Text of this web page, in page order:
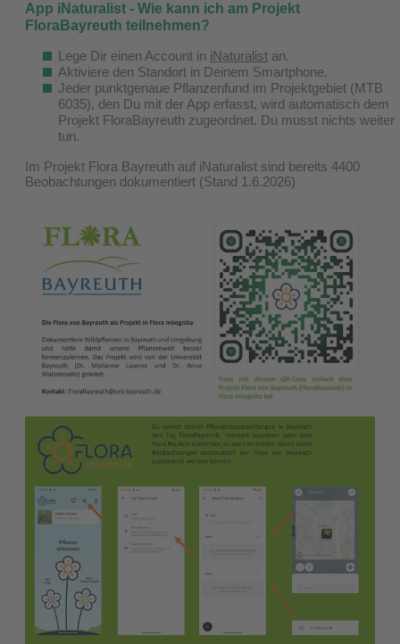
App iNaturalist - Wie kann ich am Projekt
FloraBayreuth teilnehmen?
Lege Dir einen Account in iNaturalist an.
Aktiviere den Standort in Deinem Smartphone.
Jeder punktgenaue Pflanzenfund im Projektgebiet (MTB
6035), den Du mit der App erfasst, wird automatisch dem
Projekt FloraBayreuth zugeordnet. Du musst nichts weiter
tun.
Im Projekt Flora Bayreuth auf iNaturalist sind bereits 4400
Beobachtungen dokumentiert (Stand 1.6.2026)